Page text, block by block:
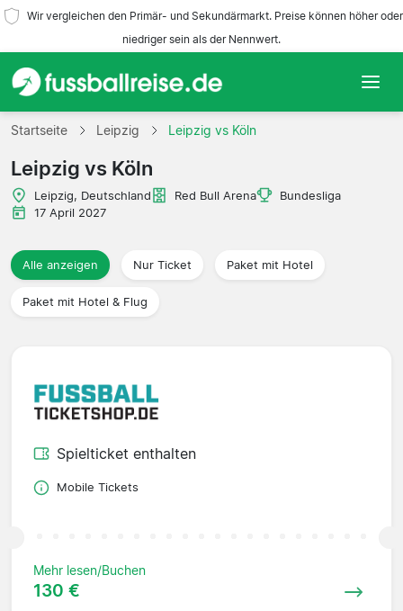
Wir vergleichen den Primär- und Sekundärmarkt. Preise können höher oder
niedriger sein als der Nennwert.
Startseite
Mannschaften
Ligen
Reisebüros
Startseite Leipzig Leipzig vs Köln
Leipzig vs Köln
Leipzig, Deutschland Red Bull Arena
Bundesliga
17 April 2027
Alle anzeigen Nur Ticket Paket mit Hotel
Paket mit Hotel & Flug
Spielticket enthalten
Mobile Tickets
Mehr lesen/Buchen
130 €